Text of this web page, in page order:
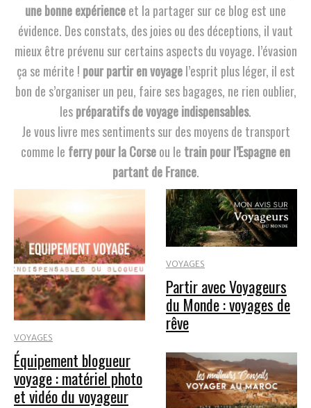
une bonne expérienceet la partager sur ce blog est une
évidence. Des constats, des joies ou des déceptions, il vaut
mieux être prévenu sur certains aspects du voyage. l’évasion
ça se mérite ! pour partir en voyagel’esprit plus léger, il est
bon de s’organiser un peu, faire ses bagages, ne rien oublier,
lespréparatifs de voyage indispensables.
Je vous livre mes sentiments sur des moyens de transport
comme le ferry pour la Corseou le train pour l’Espagne en
partant de France.
VOYAGES
Équipement blogueur
voyage : matériel photo
et vidéo du voyageur
VOYAGES
Partir avec Voyageurs
du Monde : voyages de
rêve